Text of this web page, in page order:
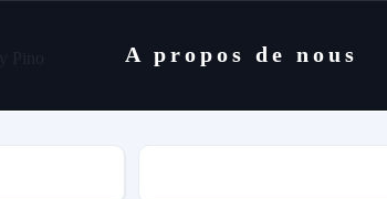
A propos de nous